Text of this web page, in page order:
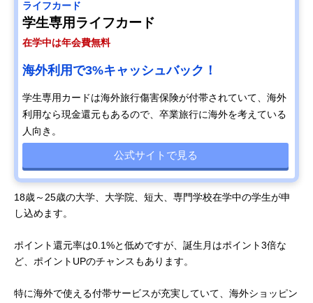
ライフカード
学生専用ライフカード
在学中は年会費無料
海外利用で3%キャッシュバック！
学生専用カードは海外旅行傷害保険が付帯されていて、海外
利用なら現金還元もあるので、卒業旅行に海外を考えている
人向き。
公式サイトで見る
18歳～25歳の大学、大学院、短大、専門学校在学中の学生が申
し込めます。
ポイント還元率は0.1%と低めですが、誕生月はポイント3倍な
ど、ポイントUPのチャンスもあります。
特に海外で使える付帯サービスが充実していて、海外ショッピン